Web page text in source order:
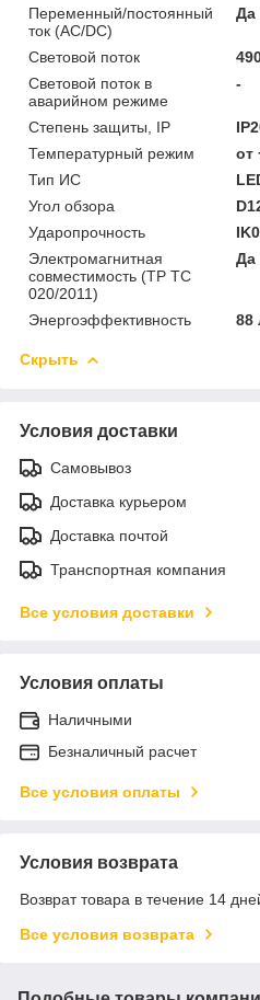
Переменный/постоянный
ток (AC/DC)
Да
Световой поток
Световой поток в
аварийном режиме
-
Степень защиты, IP
Температурный режим
от
Тип ИС
Угол обзора
Ударопрочность
Электромагнитная
совместимость (ТР ТС
020/2011)
Да
Энергоэффективность 88
Скрыть
Условия доставки
Самовывоз
Доставка курьером
Доставка почтой
Транспортная компания
Все условия доставки
Условия оплаты
Наличными
Безналичный расчет
Все условия оплаты
Условия возврата
Возврат товара в течение 14
Все условия возврата